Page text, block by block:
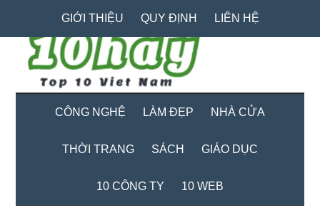
content
secondary
menu
primary
sidebar
GIỚI THIỆU QUY ĐỊNH LIÊN HỆ
CÔNG NGHỆ LÀM ĐẸP NHÀ CỬA
THỜI TRANG SÁCH GIÁO DỤC
10 CÔNG TY 10 WEB